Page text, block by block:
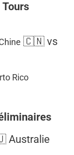
🇨🇳 vs
Rico
Australie